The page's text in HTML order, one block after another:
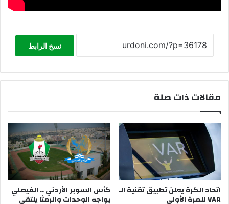
نسخ الرابط
مقالات ذات صلة
اتحاد الكرة يعلن تطبيق تقنية الـ
VAR للمرة الأولى
كأس السوبر الأردني .. الفيصلي
يواجه الوحدات والرمثا يلتقي